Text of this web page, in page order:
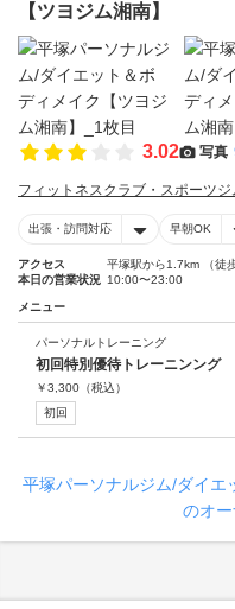
【ツヨジム湘南】
3.02 写真
フィットネスクラブ・スポーツジ
出張・訪問対応 早朝OK
アクセス
平塚駅から1.7km （徒
本日の営業状況 10:00〜23:00
メニュー
パーソナルトレーニング
初回特別優待トレーニンング
￥3,300 （税込）
初回
平塚パーソナルジム/ダイエ
のオ